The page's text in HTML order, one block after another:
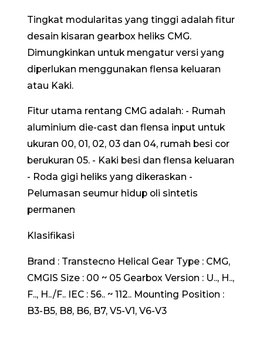
Tingkat modularitas yang tinggi adalah fitur
desain kisaran gearbox heliks CMG.
Dimungkinkan untuk mengatur versi yang
diperlukan menggunakan flensa keluaran
atau Kaki.
Fitur utama rentang CMG adalah: - Rumah
aluminium die-cast dan flensa input untuk
ukuran 00, 01, 02, 03 dan 04, rumah besi cor
berukuran 05. - Kaki besi dan flensa keluaran
- Roda gigi heliks yang dikeraskan -
Pelumasan seumur hidup oli sintetis
permanen
Klasifikasi
Brand : Transtecno Helical Gear Type : CMG,
CMGIS Size : 00 ~ 05 Gearbox Version : U.., H..,
F.., H../F.. IEC : 56.. ~ 112.. Mounting Position :
B3-B5, B8, B6, B7, V5-V1, V6-V3